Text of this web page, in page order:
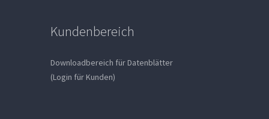
Kundenbereich
Downloadbereich für Datenblätter
(Login für Kunden)